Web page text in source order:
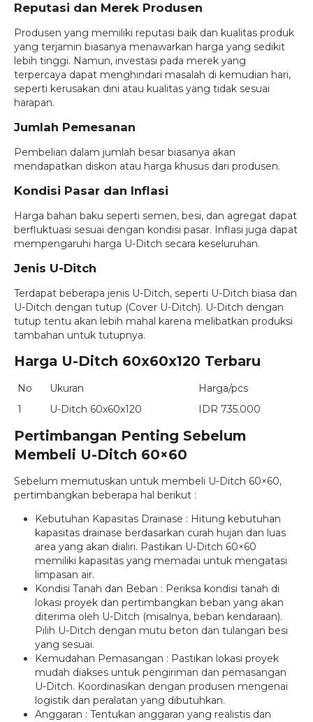
Reputasi dan Merek Produsen
Produsen yang memiliki reputasi baik dan kualitas produk
yang terjamin biasanya menawarkan harga yang sedikit
lebih tinggi. Namun, investasi pada merek yang
terpercaya dapat menghindari masalah di kemudian hari,
seperti kerusakan dini atau kualitas yang tidak sesuai
harapan.
Jumlah Pemesanan
Pembelian dalam jumlah besar biasanya akan
mendapatkan diskon atau harga khusus dari produsen.
Kondisi Pasar dan Inflasi
Harga bahan baku seperti semen, besi, dan agregat dapat
berfluktuasi sesuai dengan kondisi pasar. Inflasi juga dapat
mempengaruhi harga U-Ditch secara keseluruhan.
Jenis U-Ditch
Terdapat beberapa jenis U-Ditch, seperti U-Ditch biasa dan
U-Ditch dengan tutup (Cover U-Ditch). U-Ditch dengan
tutup tentu akan lebih mahal karena melibatkan produksi
tambahan untuk tutupnya.
Harga U-Ditch 60x60x120 Terbaru
No Ukuran
Harga/pcs
1
U-Ditch 60x60x120 IDR 735.000
Pertimbangan Penting Sebelum
Membeli U-Ditch 60×60
Sebelum memutuskan untuk membeli U-Ditch 60×60,
pertimbangkan beberapa hal berikut :
Kebutuhan Kapasitas Drainase : Hitung kebutuhan
kapasitas drainase berdasarkan curah hujan dan luas
area yang akan dialiri. Pastikan U-Ditch 60×60
memiliki kapasitas yang memadai untuk mengatasi
limpasan air.
Kondisi Tanah dan Beban : Periksa kondisi tanah di
lokasi proyek dan pertimbangkan beban yang akan
diterima oleh U-Ditch (misalnya, beban kendaraan).
Pilih U-Ditch dengan mutu beton dan tulangan besi
yang sesuai.
Kemudahan Pemasangan : Pastikan lokasi proyek
mudah diakses untuk pengiriman dan pemasangan
U-Ditch. Koordinasikan dengan produsen mengenai
logistik dan peralatan yang dibutuhkan.
Anggaran : Tentukan anggaran yang realistis dan